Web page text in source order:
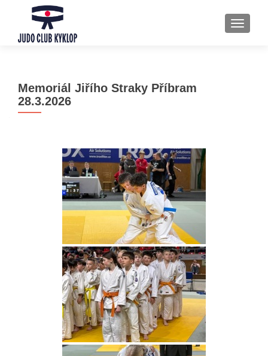
Memoriál Jiřího Straky Příbram
28.3.2026